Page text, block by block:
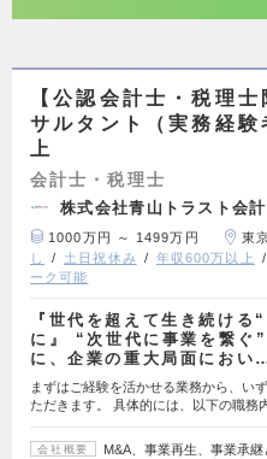
【公認会計士・税理
サルタント（実務経
上
会計士・税理士
株式会社青山トラスト会
1000万円 ～ 1499万円 東
し
土日祝休み 年収600万以上
ーク可能
『世代を超えて生き続ける
に』 “次世代に事業を繋ぐ
に、企業の重大局面におい
まずはご経験を活かせる業務から、い
ただきます。 具体的には、以下の職務
会社概要
M&A、事業再生、事業承